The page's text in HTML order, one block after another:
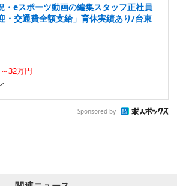
・eスポーツ動画の編集スタッフ正社員
・交通費全額支給」育休実績あり/台東
32万円
Sponsored by